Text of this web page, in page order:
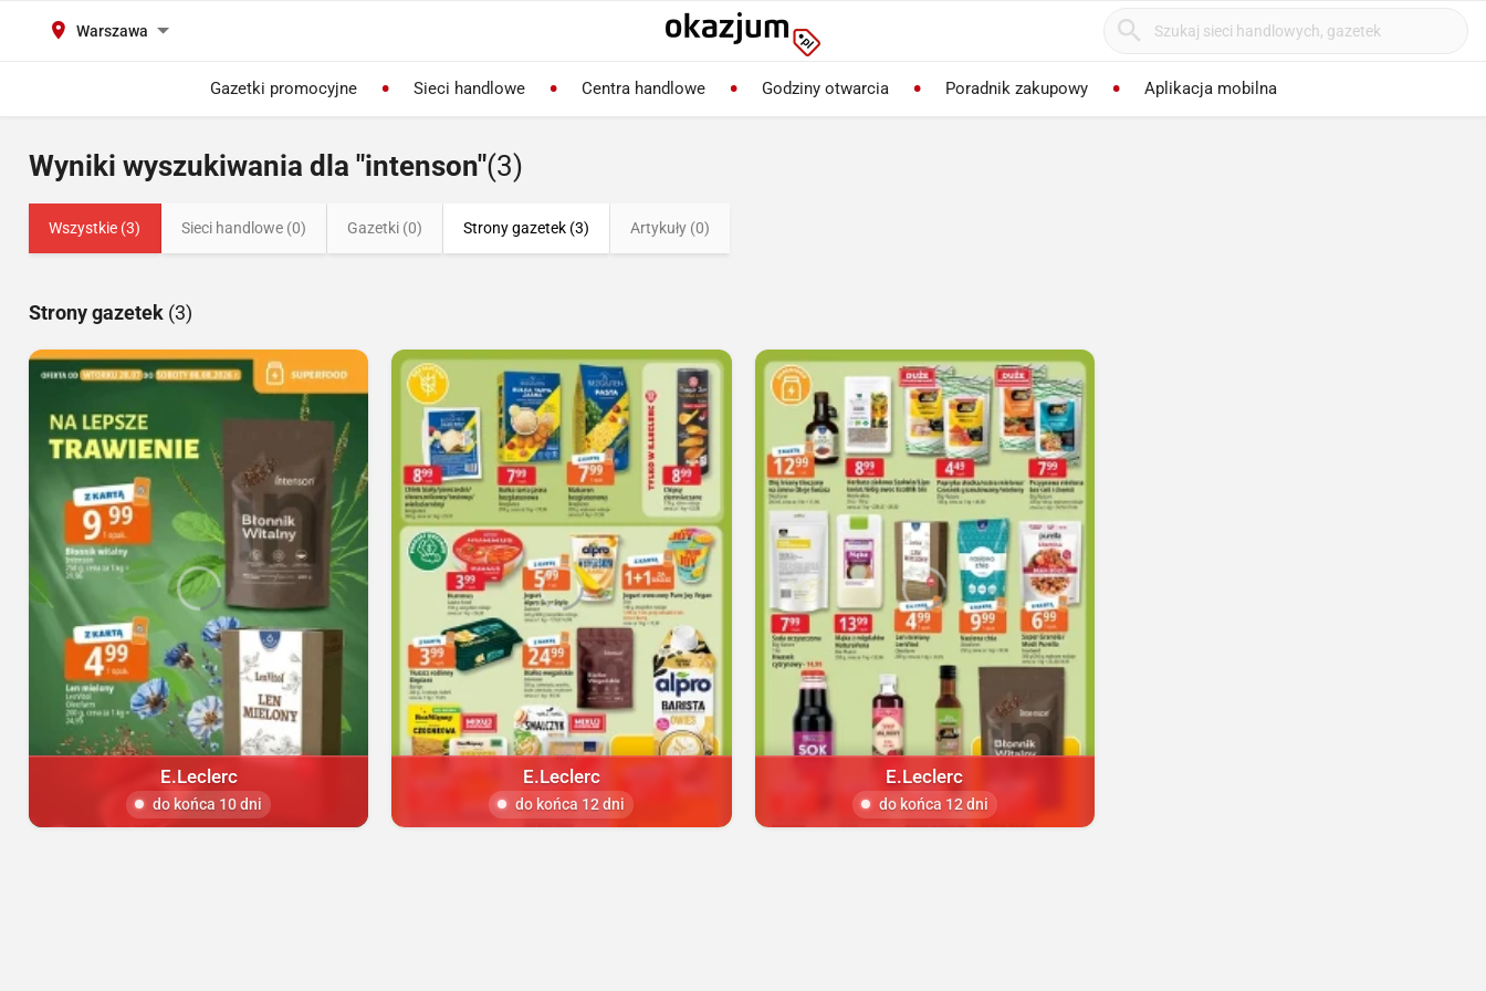
Warszawa
Gazetki promocyjne Sieci handlowe Centra handlowe Godziny otwarcia Poradnik zakupowy Aplikacja mobilna
Wyniki wyszukiwania dla "intenson"(3)
Wszystkie (3) Sieci handlowe (0) Gazetki (0) Strony gazetek (3) Artykuły (0)
Strony gazetek (3)
E.Leclerc
do końca 10 dni
E.Leclerc
do końca 12 dni
E.Leclerc
do końca 12 dni